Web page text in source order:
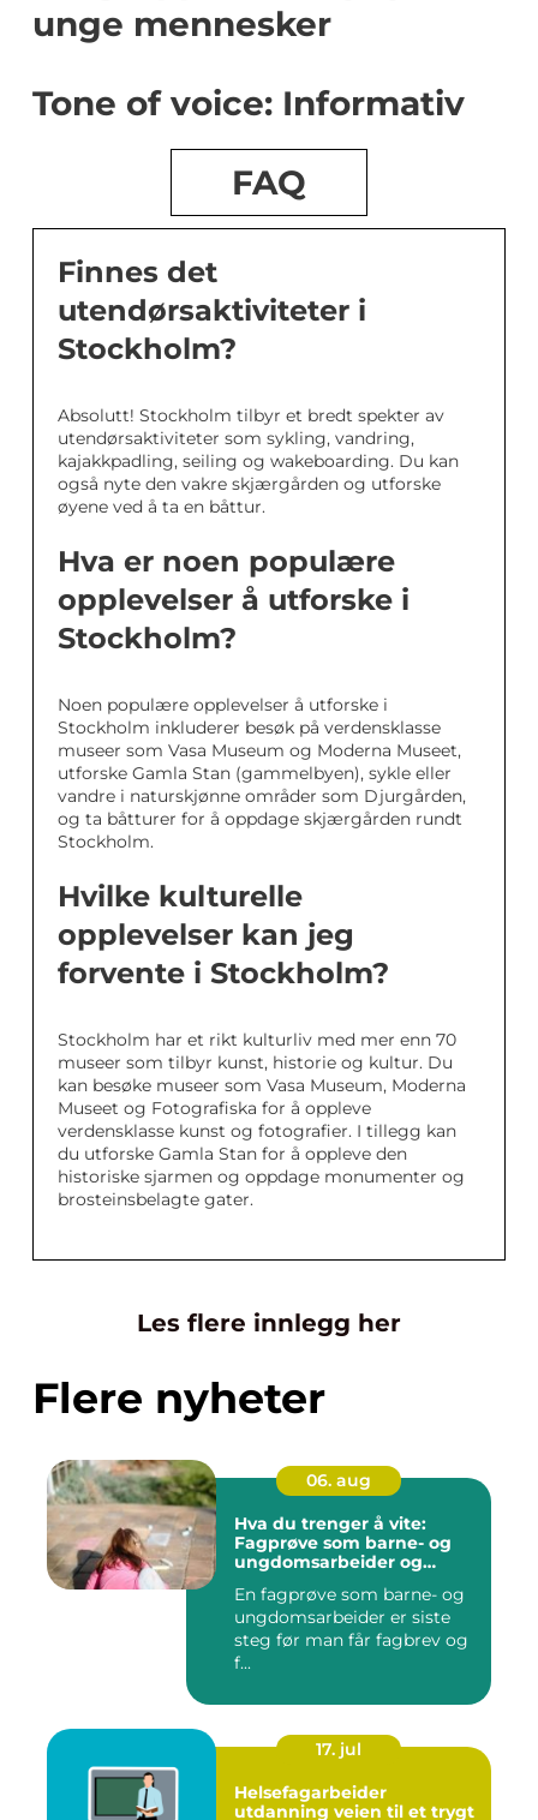
unge mennesker
Tone of voice: Informativ
FAQ
Finnes det
utendørsaktiviteter i
Stockholm?
Absolutt! Stockholm tilbyr et bredt spekter av
utendørsaktiviteter som sykling, vandring,
kajakkpadling, seiling og wakeboarding. Du kan
også nyte den vakre skjærgården og utforske
øyene ved å ta en båttur.
Hva er noen populære
opplevelser å utforske i
Stockholm?
Noen populære opplevelser å utforske i
Stockholm inkluderer besøk på verdensklasse
museer som Vasa Museum og Moderna Museet,
utforske Gamla Stan (gammelbyen), sykle eller
vandre i naturskjønne områder som Djurgården,
og ta båtturer for å oppdage skjærgården rundt
Stockholm.
Hvilke kulturelle
opplevelser kan jeg
forvente i Stockholm?
Stockholm har et rikt kulturliv med mer enn 70
museer som tilbyr kunst, historie og kultur. Du
kan besøke museer som Vasa Museum, Moderna
Museet og Fotografiska for å oppleve
verdensklasse kunst og fotografier. I tillegg kan
du utforske Gamla Stan for å oppleve den
historiske sjarmen og oppdage monumenter og
brosteinsbelagte gater.
Les flere innlegg her
Flere nyheter
06. aug
Hva du trenger å vite:
Fagprøve som barne- og
ungdomsarbeider og
ungdomsarbeiderfaget vg2
En fagprøve som barne- og
ungdomsarbeider er siste
steg før man får fagbrev og
f...
17. jul
Helsefagarbeider
utdanning veien til et trygt